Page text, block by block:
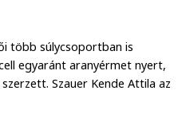
több súlycsoportban is
egyaránt aranyérmet nyert,
Szauer Kende Attila az